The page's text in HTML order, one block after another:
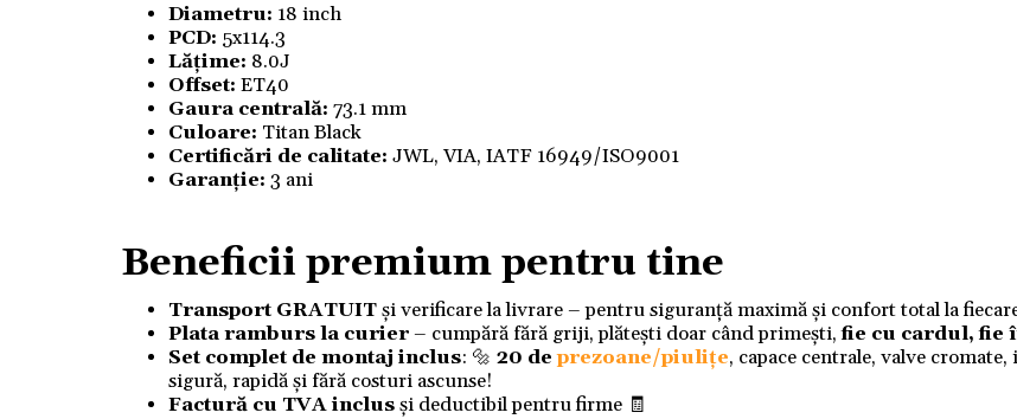
Diametru: 18 inch
PCD: 5x114.3
Lățime: 8.0J
Offset: ET40
Gaura centrală: 73.1 mm
Culoare: Titan Black
Certificări de calitate: JWL, VIA, IATF 16949/ISO9001
Garanție: 3 ani
Beneficii premium pentru tine
Transport GRATUITși verificare la livrare – pentru siguranță maximă și confort total la
Plata ramburs la curier– cumpără fără griji, plătești doar când primești,fie cu cardul, fie
Set complet de montaj inclus: 🔩 20 deprezoane/piulițe, capace centrale, valve
sigură, rapidă și fără costuri ascunse!
Factură cu TVA inclusși deductibil pentru firme 🧾